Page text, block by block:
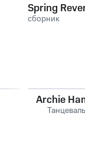
Spring
сборник
Archie